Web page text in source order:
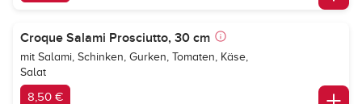
Croque Salami Prosciutto, 30 cm
mit Salami, Schinken, Gurken, Tomaten, Käse,
Salat
8,50 €